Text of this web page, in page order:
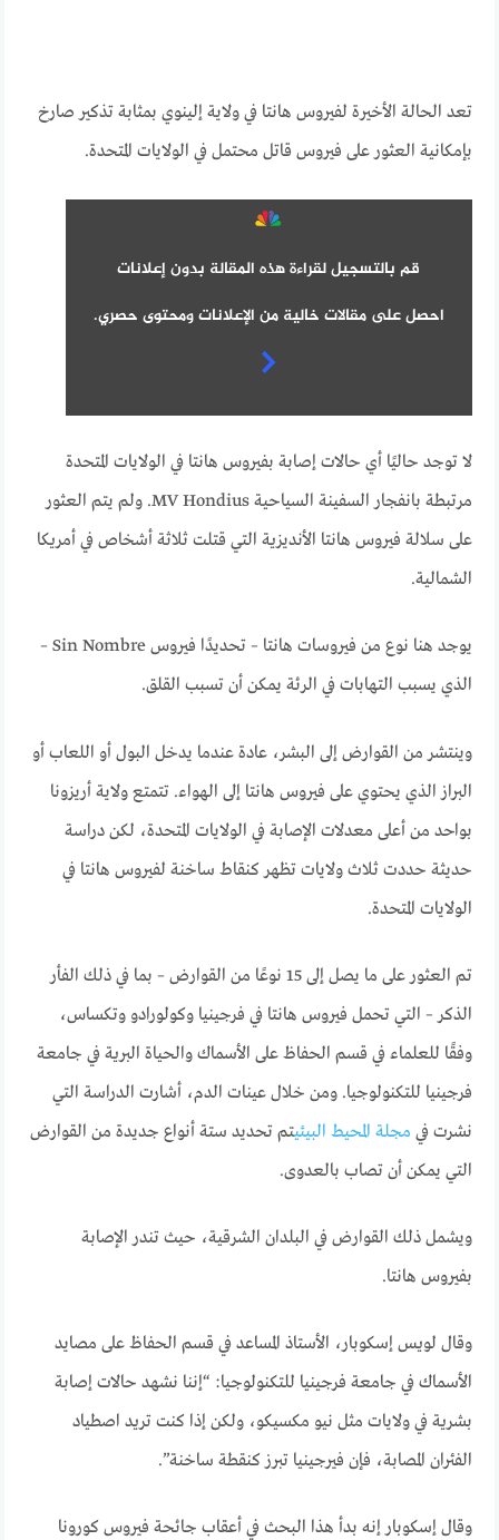
تعد الحالة الأخيرة لفيروس هانتا في ولاية إلينوي بمثابة تذكير صارخ
بإمكانية العثور على فيروس قاتل محتمل في الولايات المتحدة.
قم بالتسجيل لقراءة هذه المقالة بدون إعلانات
احصل على مقالات خالية من الإعلانات ومحتوى حصري.
لا توجد حاليًا أي حالات إصابة بفيروس هانتا في الولايات المتحدة
مرتبطة بانفجار السفينة السياحية MV Hondius. ولم يتم العثور
على سلالة فيروس هانتا الأنديزية التي قتلت ثلاثة أشخاص في أمريكا
الشمالية.
يوجد هنا نوع من فيروسات هانتا – تحديدًا فيروس Sin Nombre –
الذي يسبب التهابات في الرئة يمكن أن تسبب القلق.
وينتشر من القوارض إلى البشر، عادة عندما يدخل البول أو اللعاب أو
البراز الذي يحتوي على فيروس هانتا إلى الهواء. تتمتع ولاية أريزونا
بواحد من أعلى معدلات الإصابة في الولايات المتحدة، لكن دراسة
حديثة حددت ثلاث ولايات تظهر كنقاط ساخنة لفيروس هانتا في
الولايات المتحدة.
تم العثور على ما يصل إلى 15 نوعًا من القوارض – بما في ذلك الفأر
الذكر – التي تحمل فيروس هانتا في فرجينيا وكولورادو وتكساس،
وفقًا للعلماء في قسم الحفاظ على الأسماك والحياة البرية في جامعة
فرجينيا للتكنولوجيا. ومن خلال عينات الدم، أشارت الدراسة التي
نشرت في مجلة المحيط البيئيتم تحديد ستة أنواع جديدة من القوارض
التي يمكن أن تصاب بالعدوى.
ويشمل ذلك القوارض في البلدان الشرقية، حيث تندر الإصابة
بفيروس هانتا.
وقال لويس إسكوبار، الأستاذ المساعد في قسم الحفاظ على مصايد
الأسماك في جامعة فرجينيا للتكنولوجيا: “إننا نشهد حالات إصابة
بشرية في ولايات مثل نيو مكسيكو، ولكن إذا كنت تريد اصطياد
الفئران المصابة، فإن فيرجينيا تبرز كنقطة ساخنة”.
وقال إسكوبار إنه بدأ هذا البحث في أعقاب جائحة فيروس كورونا